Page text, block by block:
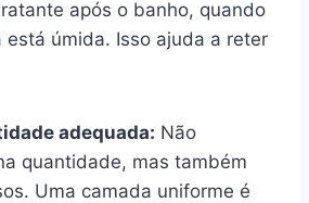
após o banho, quando
está úmida. Isso ajuda a reter
adequada: Não
quantidade, mas também
Uma camada uniforme é